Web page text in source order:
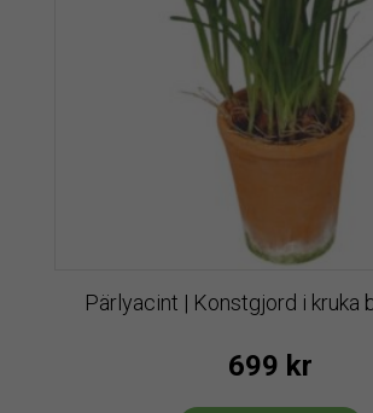
Pärlyacint | Konstgjord i kruka
699 kr